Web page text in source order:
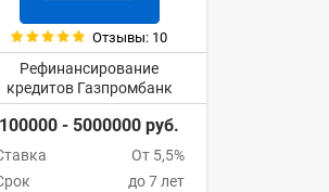
Отзывы: 10
Рефинансирование
кредитов Газпромбанк
100000 - 5000000 руб.
От 5,5%
до 7 лет